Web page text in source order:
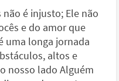
não é injusto; Ele não
e do amor que
uma longa jornada
altos e
nosso lado Alguém